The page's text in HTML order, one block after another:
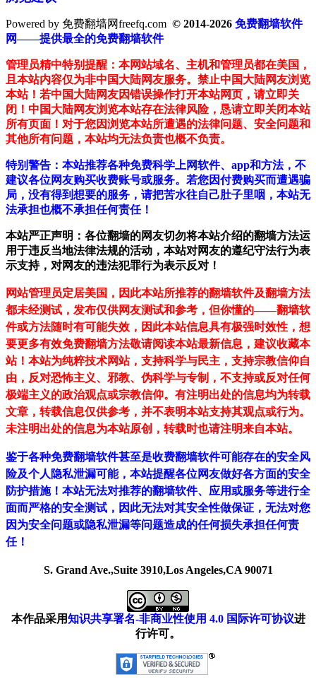
Powered by 免费翻墙网freefq.com © 2014-2026 免费翻墙软件
网——提供最全的免费翻墙软件
管理员精中特别提醒：本网站域名、主机和管理员都在美国，
且本站内容仅为非中国大陆网友服务。禁止中国大陆网友浏览
本站！若中国大陆网友因错误操作打开本站网页，请立即关
闭！中国大陆网友浏览本站存在法律风险，恳请立即关闭本站
所有页面！对于您因浏览本站所遭遇的法律问题、安全问题和
其他所有问题，本站均无法负责也概不负责。
特别警告：本站推荐各种免费科学上网软件、app和方法，不
建议各位网友购买收费账号或服务。若您因付费购买而遭遇骗
局，没有得到想要的服务，请把苦水往自己肚子里咽，本站无
法承担也概不承担任何责任！
本站严正声明：各位翻墙的网友切勿将本站介绍的翻墙方法运
用于违反当地法律法规的活动，本站对网友的遵纪守法行为表
示支持，对网友的违法犯罪行为表示反对！
网站管理员定居美国，因此本站所推荐的翻墙软件及翻墙方法
都未经测试，发布仅供网友测试和参考，但你懂的——翻墙软
件或方法随时有可能失效，因此本站信息具有极强时效性，想
要更多有效免费翻墙方法敬请阅读本站最新信息，建议收藏本
站！ 本站为纯粹技术网站，支持科学与民主，支持宗教信仰自
由，反对恐怖主义、邪教、伪科学与专制，不支持或反对任何
极端主义的政治观点或宗教信仰。有注明出处的信息均为转载
文章，转载信息仅供参考，并不表明本站支持其观点或行为。
未注明出处的信息为本站原创，转载时也请注明来自本站。
鉴于各种免费翻墙软件甚至是收费翻墙软件可能存在的安全风
险及个人隐私泄漏可能，本站提醒各位网友做好各方面的安全
防护措施！本站无法对推荐的翻墙软件、应用或服务等进行全
面而严格的安全测试，因此无法对其安全性做保证，无法对您
因为安全问题或隐私泄漏等问题造成的任何损失承担任何责
任！
S. Grand Ave.,Suite 3910,Los Angeles,CA 90071
本作品采用知识共享署名-非商业性使用 4.0 国际许可协议进
行许可。